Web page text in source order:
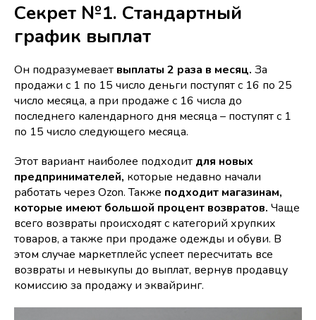
Секрет №1. Стандартный
график выплат
Он подразумевает выплаты 2 раза в месяц. За
продажи с 1 по 15 число деньги поступят с 16 по 25
число месяца, а при продаже с 16 числа до
последнего календарного дня месяца – поступят с 1
по 15 число следующего месяца.
Этот вариант наиболее подходит для новых
предпринимателей, которые недавно начали
работать через Ozon. Также подходит магазинам,
которые имеют большой процент возвратов. Чаще
всего возвраты происходят с категорий хрупких
товаров, а также при продаже одежды и обуви. В
этом случае маркетплейс успеет пересчитать все
возвраты и невыкупы до выплат, вернув продавцу
комиссию за продажу и эквайринг.